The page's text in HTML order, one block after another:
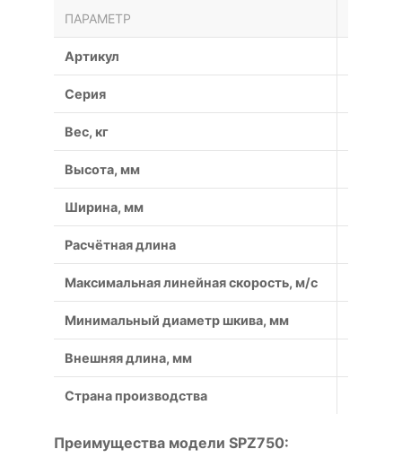
ПАРАМЕТР
Артикул
Серия
Вес, кг
Высота, мм
Ширина, мм
Расчётная длина
Максимальная линейная скорость, м/с
Минимальный диаметр шкива, мм
Внешняя длина, мм
Страна производства
Преимущества модели SPZ750: